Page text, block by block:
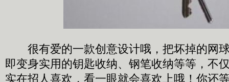
很有爱的一款创意设计哦，把坏掉的网
即变身实用的钥匙收纳、钢笔收纳等等，不
实在招人喜欢，看一眼就会喜欢上哦！你还